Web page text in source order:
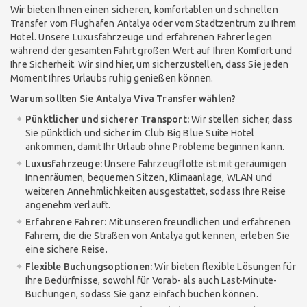
Wir bieten Ihnen einen sicheren, komfortablen und schnellen
Transfer vom Flughafen Antalya oder vom Stadtzentrum zu Ihrem
Hotel. Unsere Luxusfahrzeuge und erfahrenen Fahrer legen
während der gesamten Fahrt großen Wert auf Ihren Komfort und
Ihre Sicherheit. Wir sind hier, um sicherzustellen, dass Sie jeden
Moment Ihres Urlaubs ruhig genießen können.
Warum sollten Sie Antalya Viva Transfer wählen?
Pünktlicher und sicherer Transport:Wir stellen sicher, dass
Sie pünktlich und sicher im Club Big Blue Suite Hotel
ankommen, damit Ihr Urlaub ohne Probleme beginnen kann.
Luxusfahrzeuge:Unsere Fahrzeugflotte ist mit geräumigen
Innenräumen, bequemen Sitzen, Klimaanlage, WLAN und
weiteren Annehmlichkeiten ausgestattet, sodass Ihre Reise
angenehm verläuft.
Erfahrene Fahrer: Mit unseren freundlichen und erfahrenen
Fahrern, die die Straßen von Antalya gut kennen, erleben Sie
eine sichere Reise.
Flexible Buchungsoptionen:Wir bieten flexible Lösungen für
Ihre Bedürfnisse, sowohl für Vorab- als auch Last-Minute-
Buchungen, sodass Sie ganz einfach buchen können.